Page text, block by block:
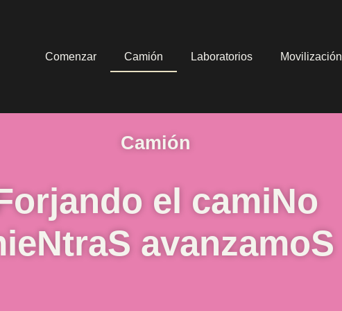
Comenzar Camión Laboratorios Movilización
Camión
el camiNo
avanzamoS